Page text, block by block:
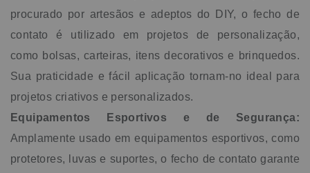
procurado por artesãos e adeptos do DIY, o fecho de
contato é utilizado em projetos de personalização,
como bolsas, carteiras, itens decorativos e brinquedos.
Sua praticidade e fácil aplicação tornam-no ideal para
projetos criativos e personalizados.
Equipamentos Esportivos e de Segurança:
Amplamente usado em equipamentos esportivos, como
protetores, luvas e suportes, o fecho de contato garante